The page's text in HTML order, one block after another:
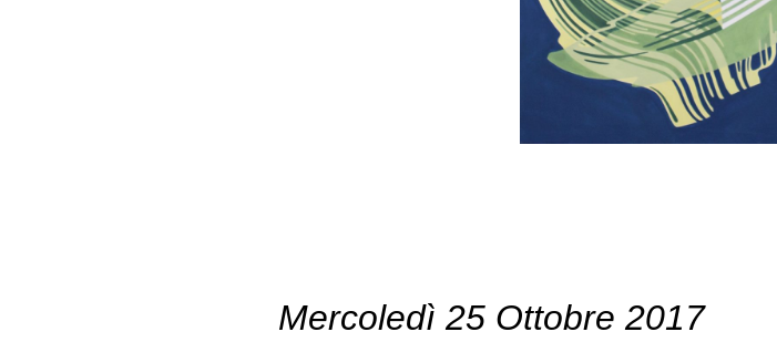
Mercoledì 25 Ottobre 2017